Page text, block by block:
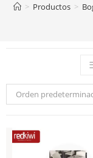
> Productos >
Orden